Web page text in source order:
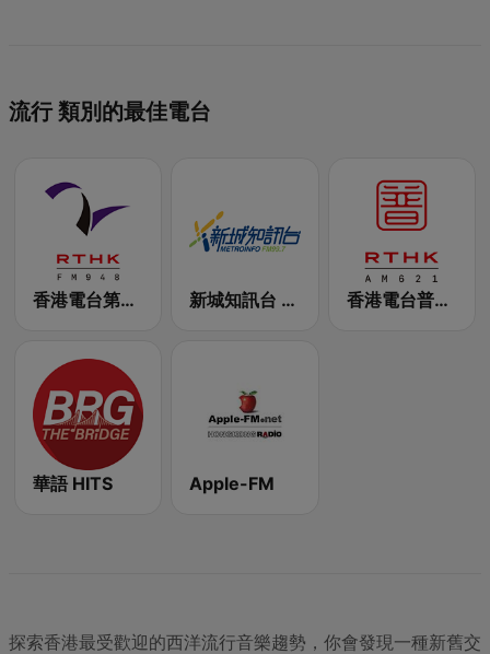
流行 類別的最佳電台
香港電台第二台 RTHK Radio 2 新城知訊台 MetroInfo FM99.7 香港電台普通話台 RTHK Radio
華語 HITS Apple-FM
探索香港最受歡迎的西洋流行音樂趨勢，你會發現一種新舊交